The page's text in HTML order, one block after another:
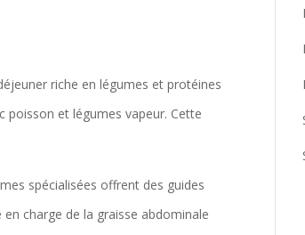
riche en légumes et protéines
poisson et légumes vapeur. Cette
spécialisées offrent des guides
en charge de la graisse abdominale